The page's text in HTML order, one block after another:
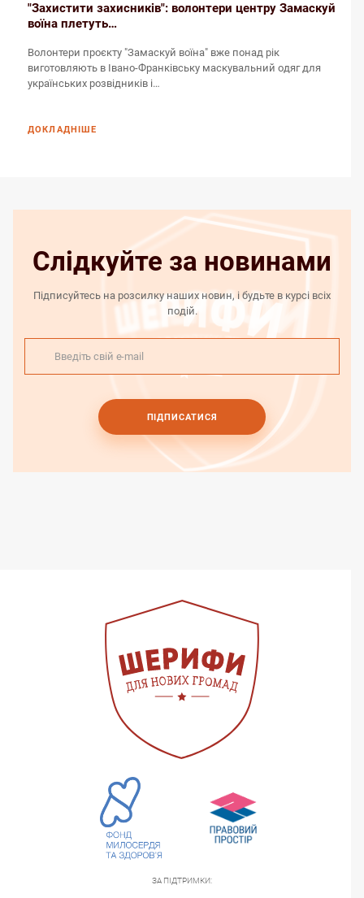
"Захистити захисників": волонтери центру Замаскуй
воїна плетуть…
Волонтери проєкту "Замаскуй воїна" вже понад рік
виготовляють в Івано-Франківську маскувальний одяг для
українських розвідників і…
ДОКЛАДНІШЕ
Слідкуйте за новинами
Підписуйтесь на розсилку наших новин, і будьте в курсі всіх
подій.
ПІДПИСАТИСЯ
ЗА ПІДТРИМКИ: